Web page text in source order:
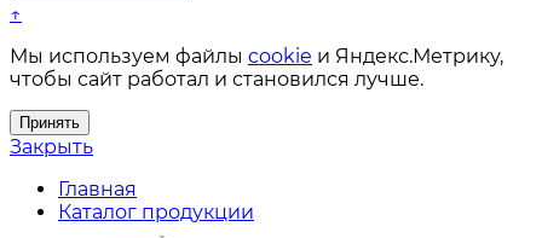
↑
Мы используем файлы cookie и Яндекс.Метрику,
чтобы сайт работал и становился лучше.
Принять
Закрыть
Главная
Каталог продукции